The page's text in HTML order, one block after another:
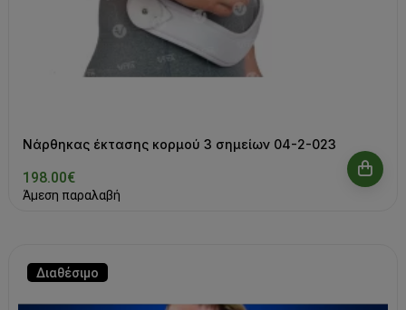
Νάρθηκας έκτασης κορμού 3 σημείων 04-2-023
198.00€
Άμεση παραλαβή
Διαθέσιμο